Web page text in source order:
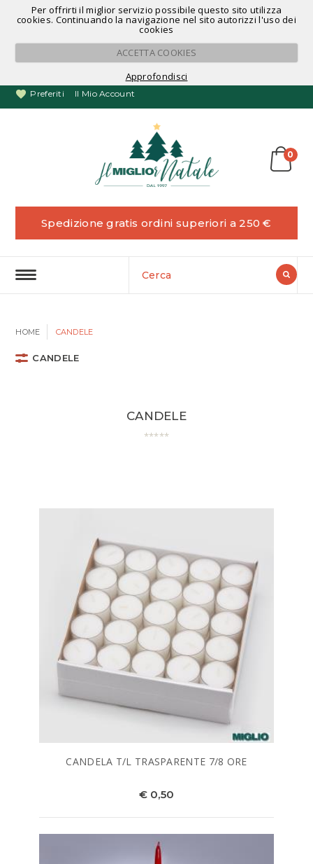
Per offrirti il miglior servizio possibile questo sito utilizza
cookies. Continuando la navigazione nel sito autorizzi l'uso dei
cookies
ACCETTA COOKIES
Approfondisci
Noleggio Alberi di Natale
Preferiti Il Mio Account
0
Spedizione gratis ordini superiori a 250 €
HOME CANDELE
CANDELE
CANDELE
CANDELA T/L TRASPARENTE 7/8 ORE
€ 0,50